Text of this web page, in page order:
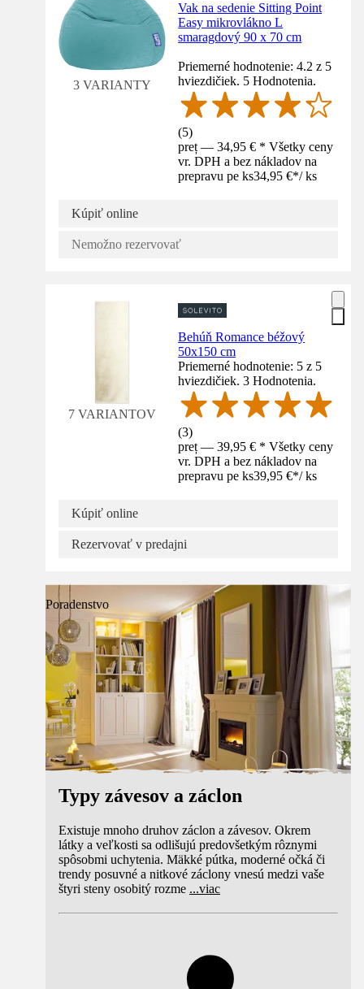
3 VARIANTY
Vak na sedenie Sitting Point
Easy mikrovlákno L
smaragdový 90 x 70 cm
Priemerné hodnotenie: 4.2 z 5
hviezdičiek. 5 Hodnotenia.
(5)
preț — 34,95 € * Všetky ceny
vr. DPH a bez nákladov na
prepravu pe ks34,95 €*/ ks
Kúpiť online
Nemožno rezervovať
7 VARIANTOV
Behúň Romance béžový
50x150 cm
Priemerné hodnotenie: 5 z 5
hviezdičiek. 3 Hodnotenia.
(3)
preț — 39,95 € * Všetky ceny
vr. DPH a bez nákladov na
prepravu pe ks39,95 €*/ ks
Kúpiť online
Rezervovať v predajni
Poradenstvo
Typy závesov a záclon
Existuje mnoho druhov záclon a závesov. Okrem
látky a veľkosti sa odlišujú predovšetkým rôznymi
spôsobmi uchytenia. Mäkké pútka, moderné očká či
trendy posuvné a nitkové záclony vnesú medzi vaše
štyri steny osobitý rozme ...viac